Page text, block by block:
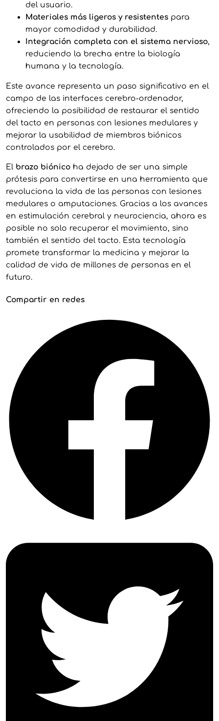
del usuario.
Materiales más ligeros y resistentespara
mayor comodidad y durabilidad.
Integración completa con el sistema nervioso,
reduciendo la brecha entre la biología
humana y la tecnología.
Este avance representa un paso significativo en el
campo de las interfaces cerebro-ordenador,
ofreciendo la posibilidad de restaurar el sentido
del tacto en personas con lesiones medulares y
mejorar la usabilidad de miembros biónicos
controlados por el cerebro.
El brazo biónicoha dejado de ser una simple
prótesis para convertirse en una herramienta que
revoluciona la vida de las personas con lesiones
medulares o amputaciones. Gracias a los avances
en estimulación cerebral y neurociencia, ahora es
posible no solo recuperar el movimiento, sino
también el sentido del tacto. Esta tecnología
promete transformar la medicina y mejorar la
calidad de vida de millones de personas en el
futuro.
Compartir en redes